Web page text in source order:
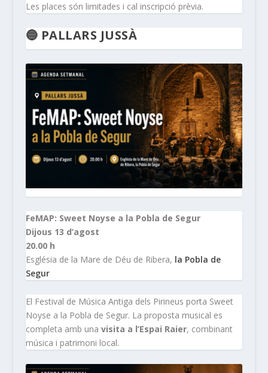
Les places són limitades i cal inscripció prèvia.
🔵 PALLARS JUSSÀ
FeMAP: Sweet Noyse a la Pobla de Segur
Dijous 13 d’agost
20.00 h
Església de la Mare de Déu de Ribera, la Pobla de
Segur
El Festival de Música Antiga dels Pirineus porta Sweet
Noyse a la Pobla de Segur. La proposta musical es
completa amb una visita a l’Espai Raier, combinant
música i patrimoni local.